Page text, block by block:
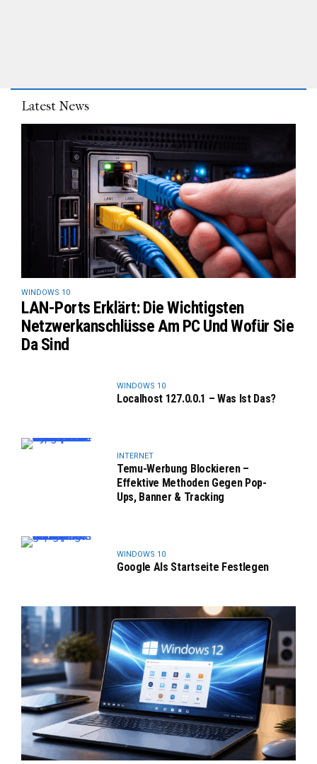
Latest News
WINDOWS 10
LAN-Ports Erklärt: Die Wichtigsten
Netzwerkanschlüsse Am PC Und Wofür Sie
Da Sind
WINDOWS 10
Localhost 127.0.0.1 – Was Ist Das?
INTERNET
Temu-Werbung Blockieren –
Effektive Methoden Gegen Pop-
Ups, Banner & Tracking
WINDOWS 10
Google Als Startseite Festlegen